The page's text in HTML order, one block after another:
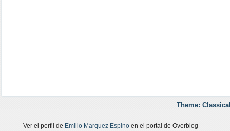
Theme:
Ver el perfil de Emilio Marquez Espinoen el portal de Overblog